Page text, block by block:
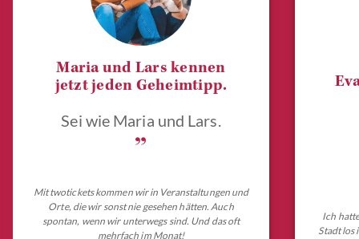
Maria und Lars kennen
jetzt jeden Geheimtipp.
Sei wie Maria und Lars.
„
Mit twotickets kommen wir in Veranstaltungen und
Orte, die wir sonst nie gesehen hätten. Auch
spontan, wenn wir unterwegs sind. Und das oft
mehrfach im Monat!
Ich
Stadt los